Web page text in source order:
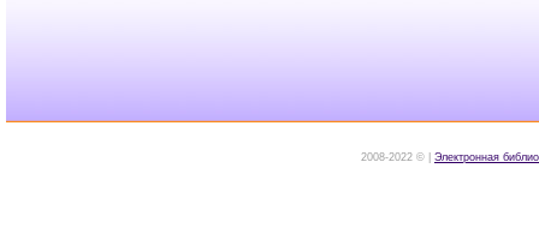
2008-2022 © | Электронная